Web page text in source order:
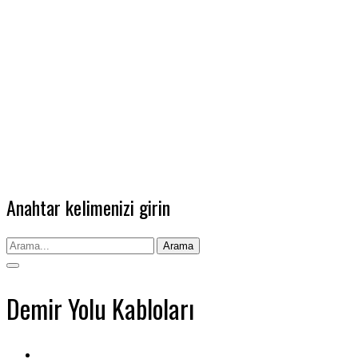
Anahtar kelimenizi girin
Arama
Demir Yolu Kabloları